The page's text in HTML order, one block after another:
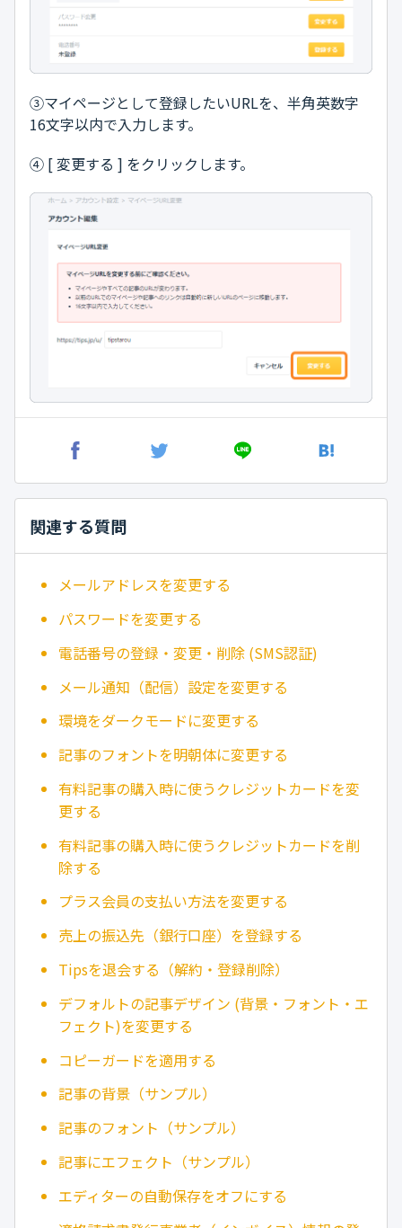
③マイページとして登録したいURLを、半角英数字
16文字以内で入力します。
④ [ 変更する ] をクリックします。
関連する質問
メールアドレスを変更する
パスワードを変更する
電話番号の登録・変更・削除 (SMS認証)
メール通知（配信）設定を変更する
環境をダークモードに変更する
記事のフォントを明朝体に変更する
有料記事の購入時に使うクレジットカードを変
更する
有料記事の購入時に使うクレジットカードを削
除する
プラス会員の支払い方法を変更する
売上の振込先（銀行口座）を登録する
Tipsを退会する（解約・登録削除）
デフォルトの記事デザイン (背景・フォント・エ
フェクト)を変更する
コピーガードを適用する
記事の背景（サンプル）
記事のフォント（サンプル）
記事にエフェクト（サンプル）
エディターの自動保存をオフにする